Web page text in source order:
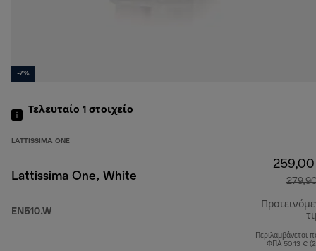
-7%
Τελευταίο 1 στοιχείο
LATTISSIMA ONE
Lattissima One, White
EN510.W
Περιλαμβάνεται
ΦΠΑ 50,13 €